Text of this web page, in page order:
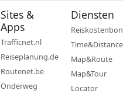
Sites &
Apps
Trafficnet.nl
Reiseplanung.de
Routenet.be
Onderweg
Diensten
Reiskostenbon
Time&Distance
Map&Route
Map&Tour
Locator